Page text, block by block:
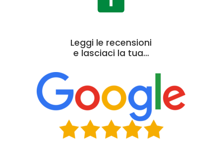
Leggi le recensioni
e lasciaci la tua…